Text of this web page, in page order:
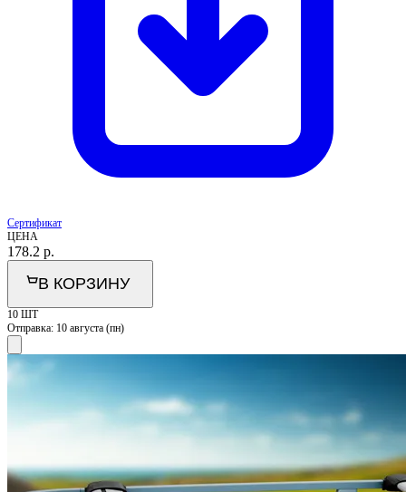
Сертификат
ЦЕНА
178.2 р.
В КОРЗИНУ
10 ШТ
Отправка: 10 августа (пн)